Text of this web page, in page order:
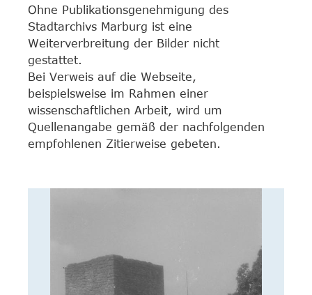
Ohne Publikationsgenehmigung des
Stadtarchivs Marburg ist eine
Weiterverbreitung der Bilder nicht
gestattet.
Bei Verweis auf die Webseite,
beispielsweise im Rahmen einer
wissenschaftlichen Arbeit, wird um
Quellenangabe gemäß der nachfolgenden
empfohlenen Zitierweise gebeten.